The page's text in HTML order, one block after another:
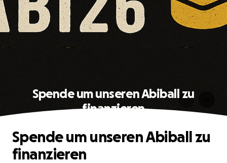
Spende um unseren Abiball zu
finanzieren
Spende um unseren Abiball zu
finanzieren